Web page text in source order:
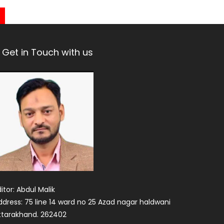
Get in Touch with us
Abdul Malik
75 line 14 ward no 25 Azad nagar haldwani
262402